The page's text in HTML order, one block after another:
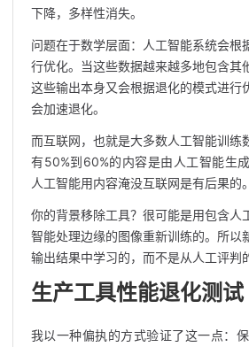
下降，多样性消失。
问题在于数学层面：人工智能系统会根
行优化。当这些数据越来越多地包含
这些输出本身又会根据退化的模式进
会加速退化。
而互联网，也就是大多数人工智能训练
有50%到60%的内容是由人工智能生
人工智能用内容淹没互联网是有后果的
你的背景移除工具？很可能是用包含人
智能处理边缘的图像重新训练的。所以
输出结果中学习的，而不是从人工评判
生产工具性能退化测试
我以一种偏执的方式验证了这一点：